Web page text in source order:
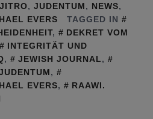
JITRO, JUDENTUM, NEWS,
EVERS
TAGGED IN
,
DEKRET VOM
INTEGRITÄT UND
, JEWISH JOURNAL,
,
EVERS,
RAAWI.